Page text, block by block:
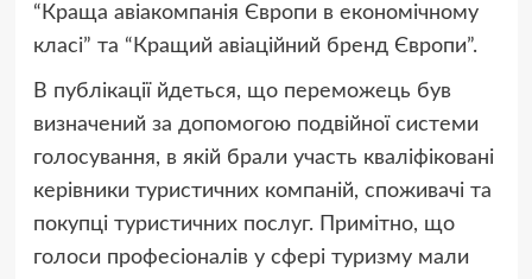
“Краща авіакомпанія Європи в економічному
класі” та “Кращий авіаційний бренд Європи”.
В публікації йдеться, що переможець був
визначений за допомогою подвійної системи
голосування, в якій брали участь кваліфіковані
керівники туристичних компаній, споживачі та
покупці туристичних послуг. Примітно, що
голоси професіоналів у сфері туризму мали